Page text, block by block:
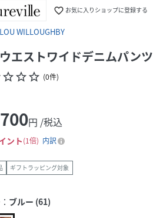
favorite_border お気に入りショップに登録する
WILLOUGHBY
エストワイドデニムパンツ
star_borderstar_borderstar_border (0件)
円 /税込
ント 1倍 内訳
ギフトラッピング対象
ブルー (61)